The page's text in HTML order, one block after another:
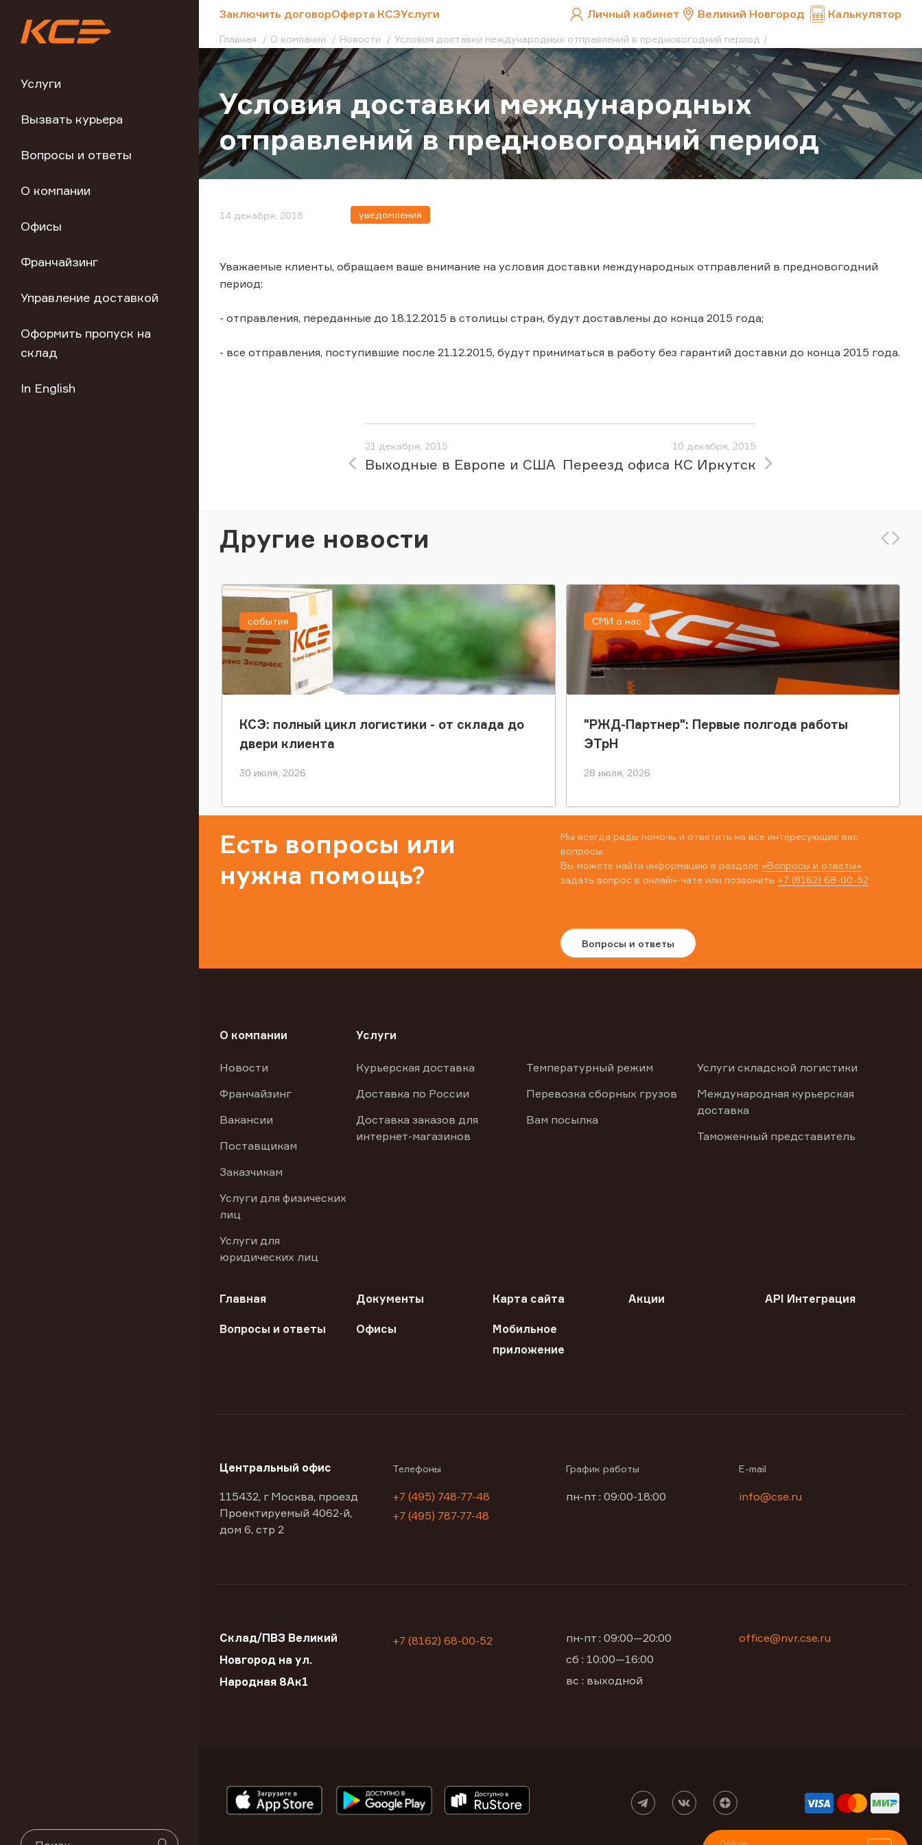
Услуги
Вызвать курьера
Вопросы и ответы
О компании
Офисы
Франчайзинг
Управление доставкой
Оформить пропуск на
склад
In English
Заключить договорОферта КСЭУслуги Личный кабинет Великий Новгород Калькулятор
Главная О компании Новости Условия доставки международных отправлений в предновогодний период
Условия доставки международных
отправлений в предновогодний период
14 декабря, 2015 уведомления
Уважаемые клиенты, обращаем ваше внимание на условия доставки международных отправлений в предновогодний
период:
- отправления, переданные до 18.12.2015 в столицы стран, будут доставлены до конца 2015 года;
- все отправления, поступившие после 21.12.2015, будут приниматься в работу без гарантий доставки до конца 2015 года.
21 декабря, 2015
Выходные в Европе и США
10 декабря, 2015
Переезд офиса КС Иркутск
Другие новости
КСЭ: полный цикл логистики - от склада до
двери клиента
30 июля, 2026
события
"РЖД-Партнер": Первые полгода работы
ЭТрН
28 июля, 2026
СМИ о нас
Есть вопросы или
нужна помощь?
Мы всегда рады помочь и ответить на все интересующие вас
вопросы.
Вы можете найти информацию в разделе «Вопросы и ответы»
задать вопрос в онлайн-чате или позвонить +7 (8162) 68-00-52
Вопросы и ответы
О компании
Новости
Франчайзинг
Вакансии
Поставщикам
Заказчикам
Услуги для физических
лиц
Услуги для
юридических лиц
Услуги
Курьерская доставка
Доставка по России
Доставка заказов для
интернет-магазинов
Температурный режим
Перевозка сборных грузов
Вам посылка
Услуги складской логистики
Международная курьерская
доставка
Таможенный представитель
Главная Документы Карта сайта Акции API Интеграция
Вопросы и ответы Офисы
Мобильное
приложение
Центральный офис
115432, г Москва, проезд
Проектируемый 4062-й,
дом 6, стр 2
Телефоны
+7 (495) 748-77-48
+7 (495) 787-77-48
График работы
пн-пт : 09:00-18:00
E-mail
info@cse.ru
Склад/ПВЗ Великий
Новгород на ул.
Народная 8Ак1
+7 (8162) 68-00-52
пн-пт : 09:00—20:00
сб : 10:00—16:00
вс : выходной
office@nvr.cse.ru